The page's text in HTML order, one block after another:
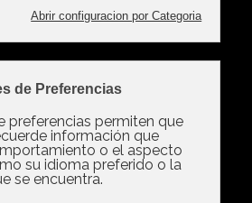
Gonzalez
primer comentario!
(0 votos)